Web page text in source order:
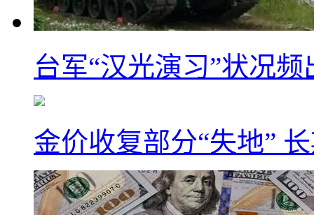
台军“汉光演习”状况
金价收复部分“失地”